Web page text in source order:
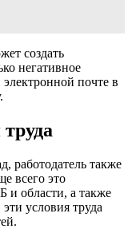
создать
негативное
почте в
работодатель также
всего это
и области, а также
условия труда